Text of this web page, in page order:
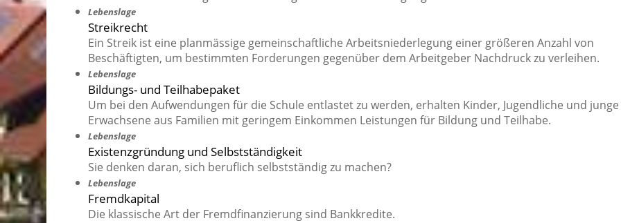
Lebenslage
Streikrecht
Ein Streik ist eine planmässige gemeinschaftliche Arbeitsniederlegung einer größeren Anzahl von
Beschäftigten, um bestimmten Forderungen gegenüber dem Arbeitgeber Nachdruck zu verleihen.
Lebenslage
Bildungs- und Teilhabepaket
Um bei den Aufwendungen für die Schule entlastet zu werden, erhalten Kinder, Jugendliche und junge
Erwachsene aus Familien mit geringem Einkommen Leistungen für Bildung und Teilhabe.
Lebenslage
Existenzgründung und Selbstständigkeit
Sie denken daran, sich beruflich selbstständig zu machen?
Lebenslage
Fremdkapital
Die klassische Art der Fremdfinanzierung sind Bankkredite.